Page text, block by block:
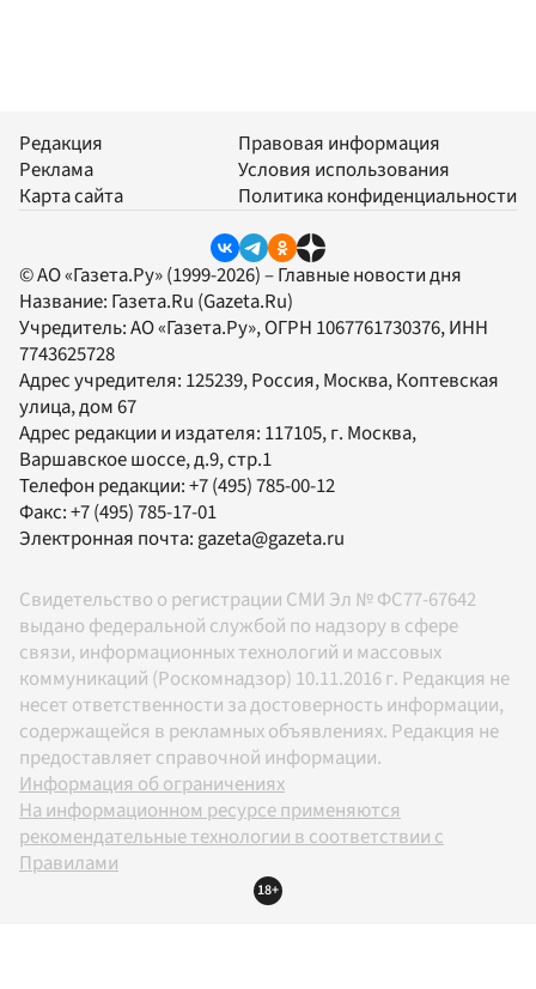
Редакция
Реклама
Карта сайта
Правовая информация
Условия использования
Политика конфиденциальности
© АО «Газета.Ру» (1999-2026) – Главные новости дня
Название: Газета.Ru (Gazeta.Ru)
Учредитель:АО «Газета.Ру», ОГРН 1067761730376, ИНН
7743625728
Адрес учредителя: 125239, Россия, Москва, Коптевская
улица, дом 67
Адрес редакции и издателя: 117105, г. Москва,
Варшавское шоссе, д.9, стр.1
Телефон редакции:+7 (495) 785-00-12
Факс:+7 (495) 785-17-01
Электронная почта: gazeta@gazeta.ru
Свидетельство о регистрации СМИ Эл № ФС77-67642
выдано федеральной службой по надзору в сфере
связи, информационных технологий и массовых
коммуникаций (Роскомнадзор) 10.11.2016 г. Редакция не
несет ответственности за достоверность информации,
содержащейся в рекламных объявлениях. Редакция не
предоставляет справочной информации.
Информация об ограничениях
На информационном ресурсе применяются
рекомендательные технологии в соответствии с
Правилами
18+